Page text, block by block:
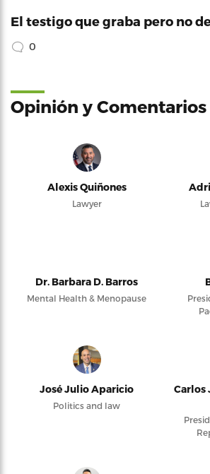
El testigo que graba pero no
0
Opinión y Comentarios
Alexis Quiñones
Lawyer
Dr. Barbara D. Barros
Mental Health & Menopause
José Julio Aparicio
Politics and law
Carlos